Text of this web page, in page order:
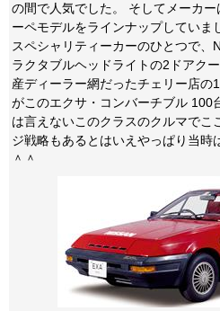
の間で人気でした。 そしてメーカ
ーペモデルをラインナップしていま
スペシャリティーカーのひとつで、
ラクタブルヘッドライトの2ドアク
産ディーラー網だったチェリー店の
がこのエクサ・コンバーチブル 100
は言えないこのクラスのクルマでこ
ジ戦略もあるとはいえやっぱり当時
＾＾